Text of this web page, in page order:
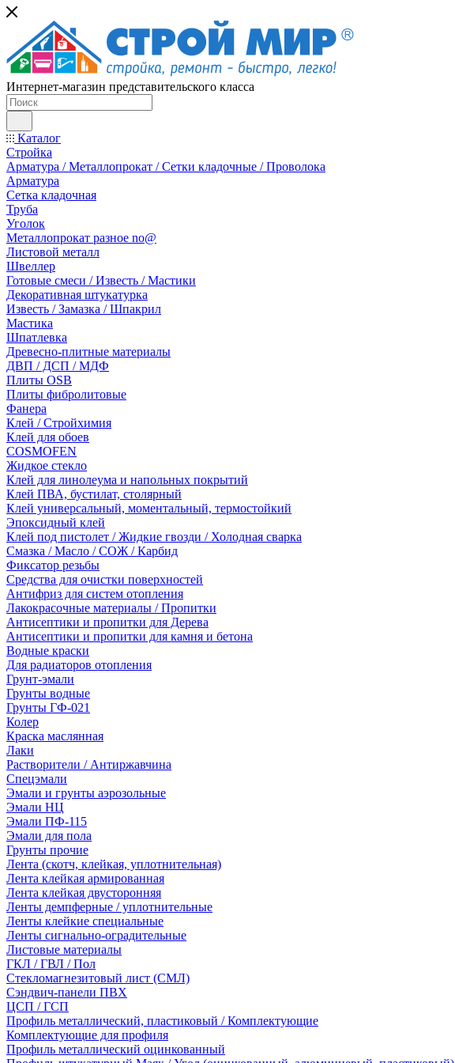
Интернет-магазин представительского класса
Каталог
Стройка
Арматура / Металлопрокат / Сетки кладочные / Проволока
Арматура
Сетка кладочная
Труба
Уголок
Металлопрокат разное no@
Листовой металл
Швеллер
Готовые смеси / Известь / Мастики
Декоративная штукатурка
Известь / Замазка / Шпакрил
Мастика
Шпатлевка
Древесно-плитные материалы
ДВП / ДСП / МДФ
Плиты OSB
Плиты фибролитовые
Фанера
Клей / Стройхимия
Клей для обоев
COSMOFEN
Жидкое стекло
Клей для линолеума и напольных покрытий
Клей ПВА, бустилат, столярный
Клей универсальный, моментальный, термостойкий
Эпоксидный клей
Клей под пистолет / Жидкие гвозди / Холодная сварка
Смазка / Масло / СОЖ / Карбид
Фиксатор резьбы
Средства для очистки поверхностей
Антифриз для систем отопления
Лакокрасочные материалы / Пропитки
Антисептики и пропитки для Дерева
Антисептики и пропитки для камня и бетона
Водные краски
Для радиаторов отопления
Грунт-эмали
Грунты водные
Грунты ГФ-021
Колер
Краска маслянная
Лаки
Растворители / Антиржавчина
Спецэмали
Эмали и грунты аэрозольные
Эмали НЦ
Эмали ПФ-115
Эмали для пола
Грунты прочие
Лента (скотч, клейкая, уплотнительная)
Лента клейкая армированная
Лента клейкая двусторонняя
Ленты демпферные / уплотнительные
Ленты клейкие специальные
Ленты сигнально-оградительные
Листовые материалы
ГКЛ / ГВЛ / Пол
Стекломагнезитовый лист (СМЛ)
Сэндвич-панели ПВХ
ЦСП / ГСП
Профиль металлический, пластиковый / Комплектующие
Комплектующие для профиля
Профиль металлический оцинкованный